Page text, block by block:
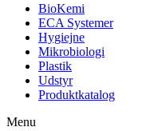
BioKemi
ECA Systemer
Hygiejne
Mikrobiologi
Plastik
Udstyr
Produktkatalog
Menu